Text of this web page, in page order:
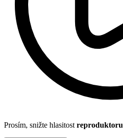
Prosím, snižte hlasitost reproduktoru